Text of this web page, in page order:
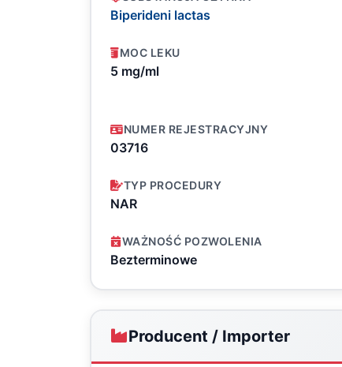
Biperideni lactas
MOC LEKU
5 mg/ml
NUMER REJESTRACYJNY
03716
TYP PROCEDURY
NAR
WAŻNOŚĆ POZWOLENIA
Bezterminowe
Producent / Importer